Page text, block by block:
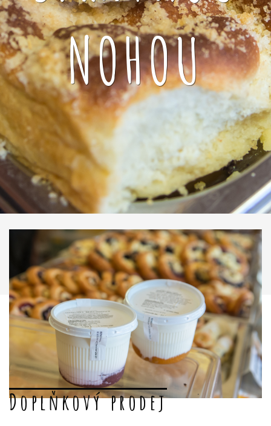
NOHOU
Doplňkový prodej